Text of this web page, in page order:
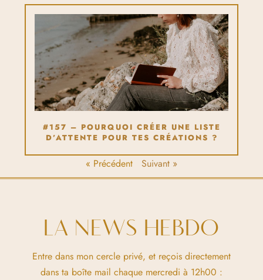
#157 – POURQUOI CRÉER UNE LISTE
D’ATTENTE POUR TES CRÉATIONS ?
« Précédent Suivant »
LA NEWS HEBDO
Entre dans mon cercle privé, et reçois directement
dans ta boîte mail chaque mercredi à 12h00 :